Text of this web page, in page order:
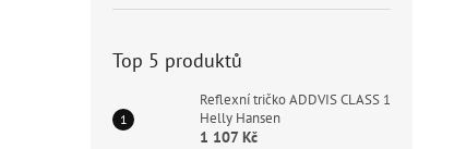
Top 5 produktů
Reflexní tričko ADDVIS CLASS 1
Helly Hansen
1 107 Kč